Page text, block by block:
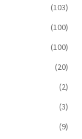
(103)
(100)
(100)
(20)
(2)
(3)
(9)